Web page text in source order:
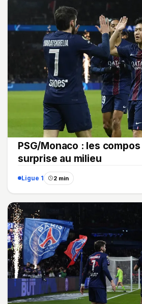
PSG/Monaco : les
surprise au milieu
Ligue 1 2 min